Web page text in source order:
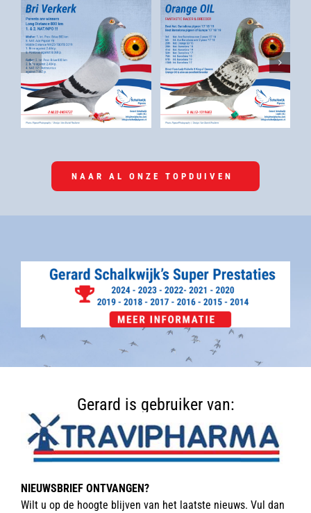
NAAR AL ONZE TOPDUIVEN
Gerard is gebruiker van:
NIEUWSBRIEF ONTVANGEN?
Wilt u op de hoogte blijven van het laatste nieuws. Vul dan